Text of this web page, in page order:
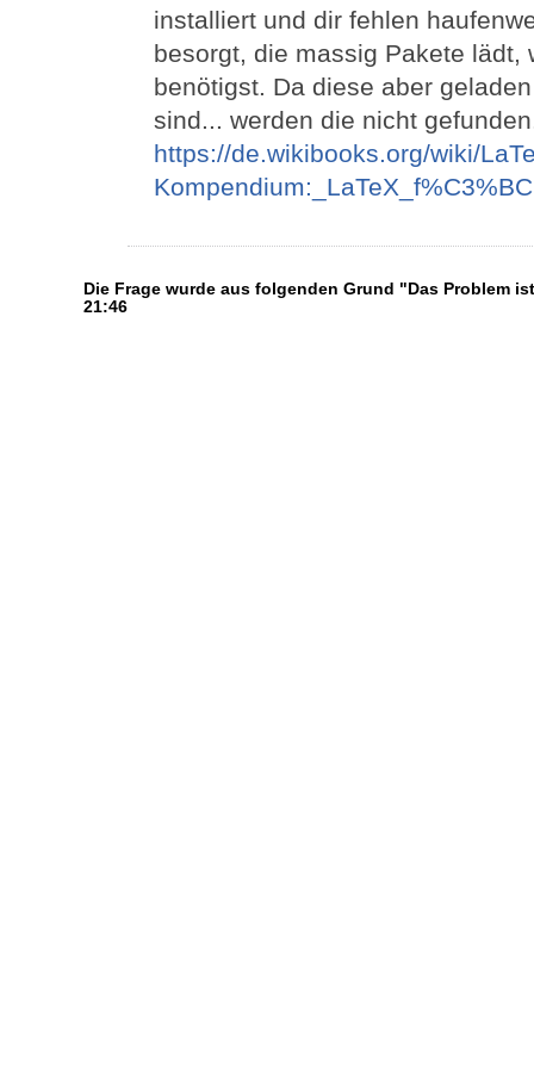
installiert und dir fehlen
besorgt, die massig Pakete
benötigst. Da diese aber
sind... werden die nicht
https://de.wikibooks.org/wiki/
Die Frage wurde aus folgenden Grund "Das Problem
21:46